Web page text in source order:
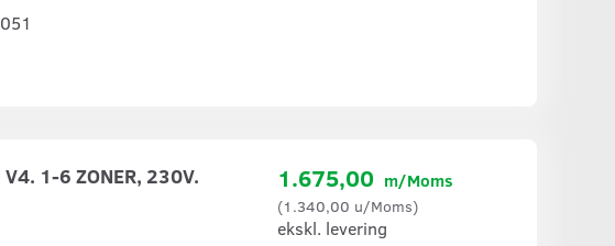
V4. 1-6 ZONER, 230V.
1.675,00 m/Moms
(1.340,00 u/Moms)
ekskl. levering